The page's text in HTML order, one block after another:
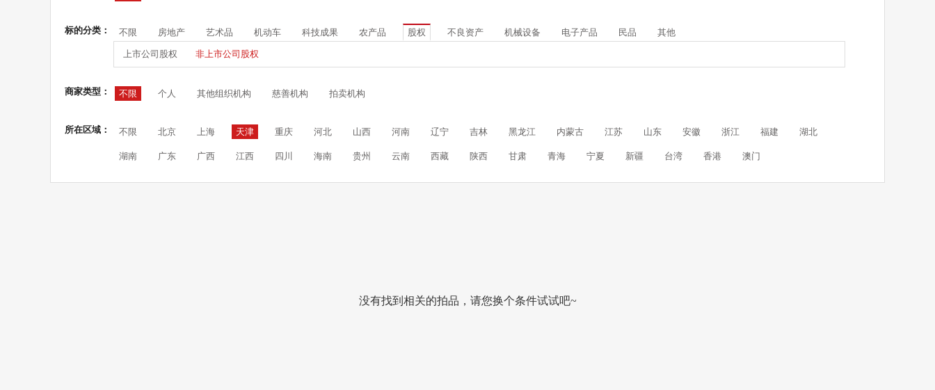
标的分类： 不限 房地产 艺术品 机动车 科技成果 农产品 股权 不良资产 机械设备 电子产品 民品 其他
上市公司股权 非上市公司股权
商家类型： 不限 个人 其他组织机构 慈善机构 拍卖机构
所在区域： 不限 北京 上海 天津 重庆 河北 山西 河南 辽宁 吉林 黑龙江 内蒙古 江苏 山东 安徽 浙江 福建 湖北
湖南 广东 广西 江西 四川 海南 贵州 云南 西藏 陕西 甘肃 青海 宁夏 新疆 台湾 香港 澳门
没有找到相关的拍品，请您换个条件试试吧~